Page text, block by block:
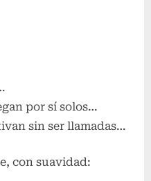
por sí solos…
sin ser llamadas…
con suavidad: